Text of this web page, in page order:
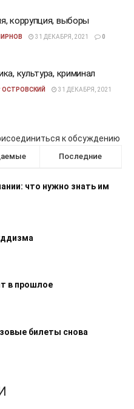
коррупция, выборы
31 ДЕКАБРЯ, 2021 0
культура, криминал
ОСТРОВСКИЙ
31 ДЕКАБРЯ, 2021
к обсуждению
Последние
что нужно знать им
в прошлое
билеты снова